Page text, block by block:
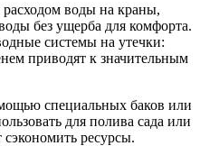
расходом воды на краны,
без ущерба для комфорта.
системы на утечки:
приводят к значительным
специальных баков или
для полива сада или
ресурсы.